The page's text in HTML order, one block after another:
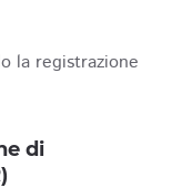
la registrazione
di